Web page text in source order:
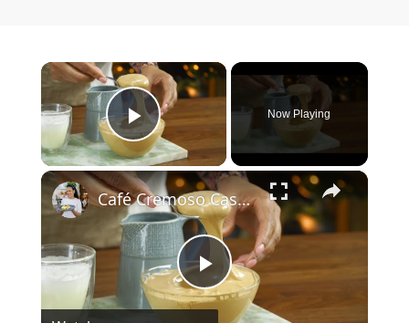
×
Play Video
Now Playing
×
Play Video
Café Cremoso Caseiro